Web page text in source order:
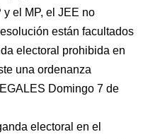
el MP, el JEE no
están facultados
electoral prohibida en
una ordenanza
Domingo 7 de
electoral en el